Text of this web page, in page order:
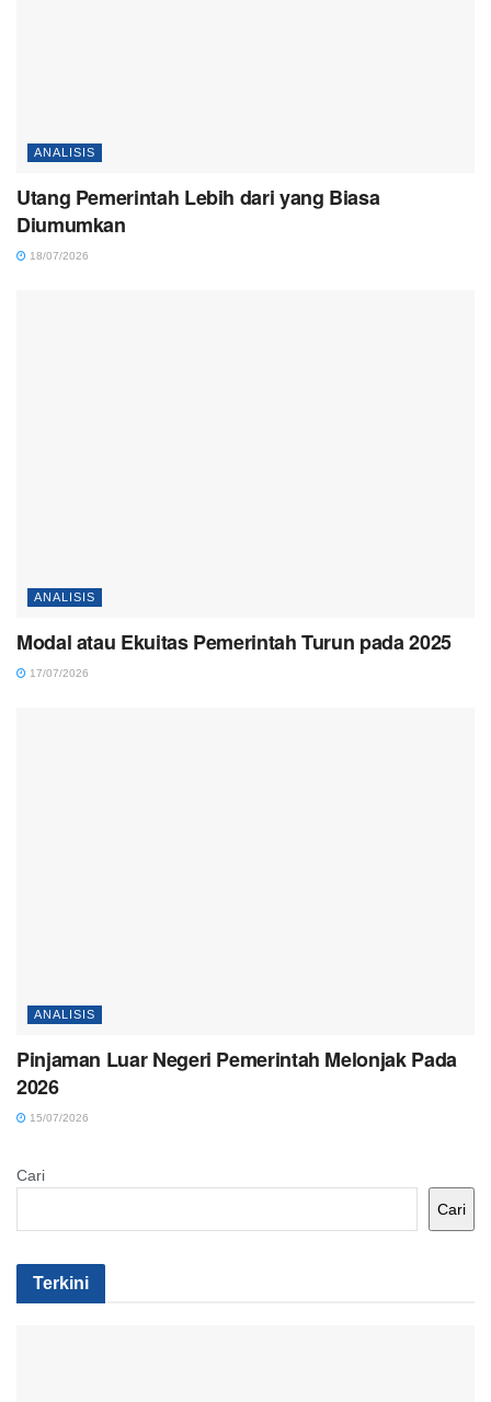
ANALISIS
Utang Pemerintah Lebih dari yang Biasa
Diumumkan
18/07/2026
ANALISIS
Modal atau Ekuitas Pemerintah Turun pada 2025
17/07/2026
ANALISIS
Pinjaman Luar Negeri Pemerintah Melonjak Pada
2026
15/07/2026
Cari
Cari
Terkini